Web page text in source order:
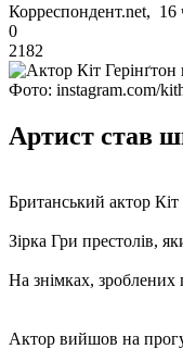
Корреспондент.net, 16
0
2182
Фото: instagram.com/
Артист став
Британський актор
Зірка Гри престолів,
На знімках,
Актор вийшов на